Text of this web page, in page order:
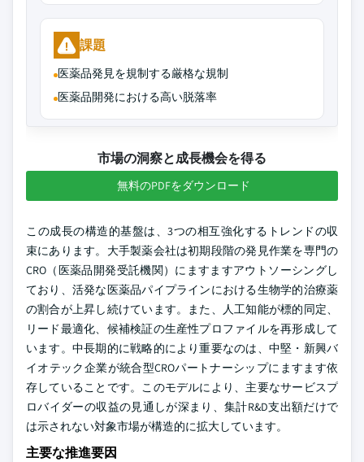
課題
医薬品発見を規制する厳格な規制
医薬品開発における高い脱落率
市場の洞察と成長機会を得る
無料のPDFをダウンロード
この成長の構造的基盤は、3つの相互強化するトレンドの収
束にあります。大手製薬会社は初期段階の発見作業を専門の
CRO（医薬品開発受託機関）にますますアウトソーシングし
ており、活発な医薬品パイプラインにおける生物学的治療薬
の割合が上昇し続けています。また、人工知能が標的同定、
リード最適化、候補検証の生産性プロファイルを再形成して
います。中長期的に戦略的により重要なのは、中堅・新興バ
イオテック企業が統合型CROパートナーシップにますます依
存していることです。このモデルにより、主要なサービスプ
ロバイダーの収益の見通しが深まり、集計R&D支出額だけで
は示されない対象市場が構造的に拡大しています。
主要な推進要因